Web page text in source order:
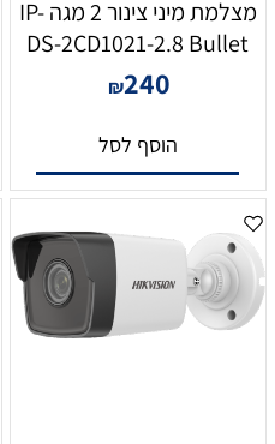
מצלמת מיני צינור 2 מגה IP-
DS-2CD1021-2.8 Bullet
₪240
הוסף לסל